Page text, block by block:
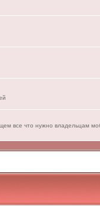
все что нужно владельцам